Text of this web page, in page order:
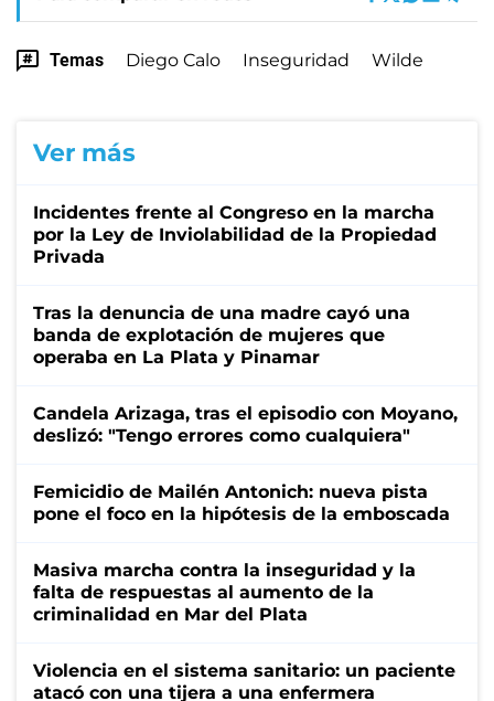
Temas Diego Calo Inseguridad Wilde
Ver más
Incidentes frente al Congreso en la marcha
por la Ley de Inviolabilidad de la Propiedad
Privada
Tras la denuncia de una madre cayó una
banda de explotación de mujeres que
operaba en La Plata y Pinamar
Candela Arizaga, tras el episodio con Moyano,
deslizó: "Tengo errores como cualquiera"
Femicidio de Mailén Antonich: nueva pista
pone el foco en la hipótesis de la emboscada
Masiva marcha contra la inseguridad y la
falta de respuestas al aumento de la
criminalidad en Mar del Plata
Violencia en el sistema sanitario: un paciente
atacó con una tijera a una enfermera